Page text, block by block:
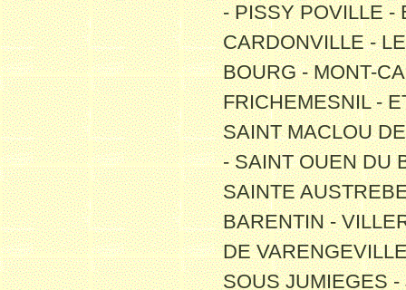
- PISSY POVILLE -
CARDONVILLE -
BOURG - MONT-
FRICHEMESNIL -
SAINT MACLOU
- SAINT OUEN DU
SAINTE
BARENTIN -
DE
SOUS JUMIEGES